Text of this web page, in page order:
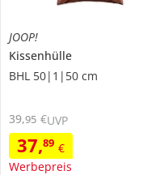
JOOP!
Kissenhülle
BHL 50|1|50 cm
37,89 €
Werbepreis
39,95 €UVP